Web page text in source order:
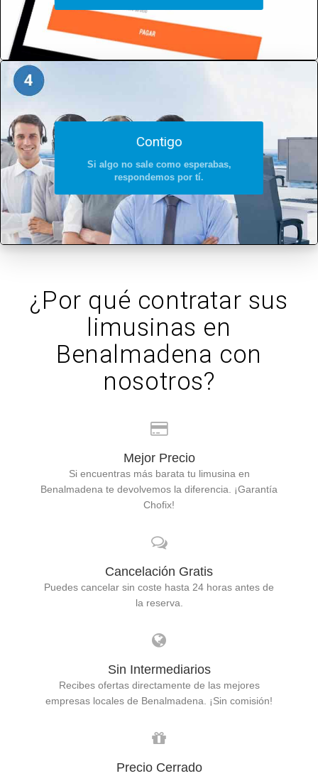
Contigo
Si algo no sale como esperabas,
respondemos por tí.
¿Por qué contratar sus
limusinas en
Benalmadena con
nosotros?
Mejor Precio
Si encuentras más barata tu limusina en
Benalmadena te devolvemos la diferencia. ¡Garantía
Chofix!
Cancelación Gratis
Puedes cancelar sin coste hasta 24 horas antes de
la reserva.
Sin Intermediarios
Recibes ofertas directamente de las mejores
empresas locales de Benalmadena. ¡Sin comisión!
Precio Cerrado